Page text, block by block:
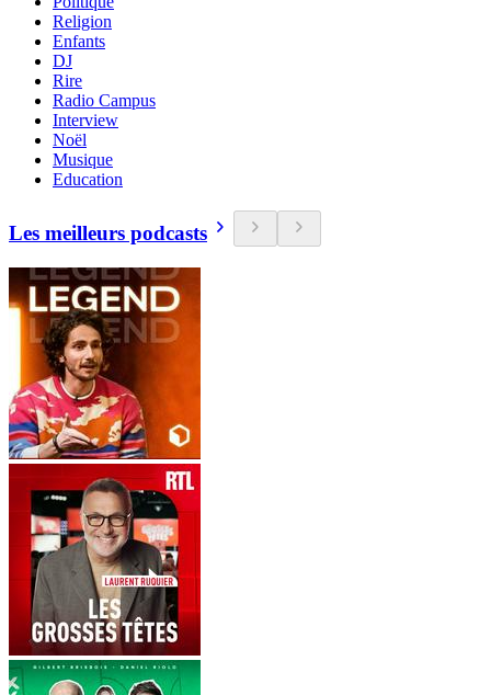
Religion
Enfants
DJ
Rire
Radio Campus
Interview
Noël
Musique
Education
Les meilleurs podcasts